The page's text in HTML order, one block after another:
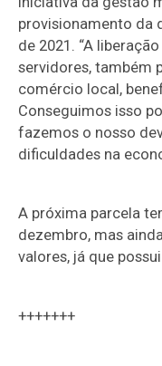
provisionamento da
de 2021. “A
servidores, também
comércio local,
Conseguimos isso
fazemos o nosso
dificuldades na
A próxima parcela
dezembro, mas
valores, já que
+++++++